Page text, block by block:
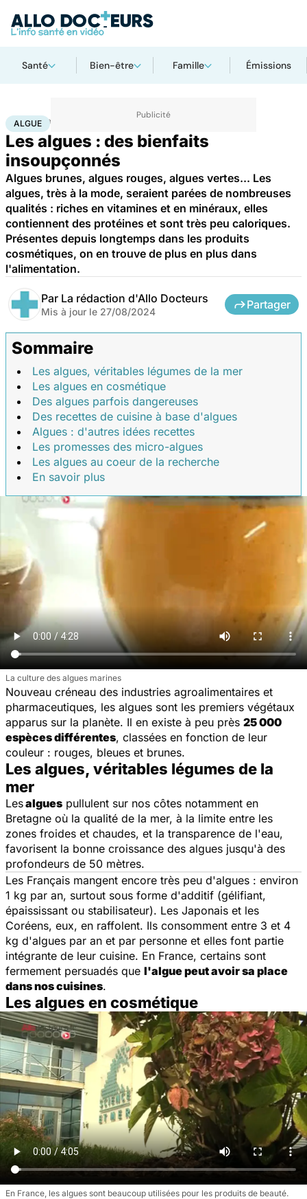
Santé Bien-être Famille Émissions
AccueilBien-être
ALGUE
Les algues : des bienfaits
insoupçonnés
Algues brunes, algues rouges, algues vertes... Les
algues, très à la mode, seraient parées de nombreuses
qualités : riches en vitamines et en minéraux, elles
contiennent des protéines et sont très peu caloriques.
Présentes depuis longtemps dans les produits
cosmétiques, on en trouve de plus en plus dans
l'alimentation.
Par La rédaction d'Allo Docteurs
Mis à jour le 27/08/2024
Partager
Sommaire
Les algues, véritables légumes de la mer
Les algues en cosmétique
Des algues parfois dangereuses
Des recettes de cuisine à base d'algues
Algues : d'autres idées recettes
Les promesses des micro-algues
Les algues au coeur de la recherche
En savoir plus
La culture des algues marines
Nouveau créneau des industries agroalimentaires et
pharmaceutiques, les algues sont les premiers végétaux
apparus sur la planète. Il en existe à peu près 25 000
espèces différentes, classées en fonction de leur
couleur : rouges, bleues et brunes.
Les algues, véritables légumes de la
mer
Lesalgues pullulent sur nos côtes notamment en
Bretagne où la qualité de la mer, à la limite entre les
zones froides et chaudes, et la transparence de l'eau,
favorisent la bonne croissance des algues jusqu'à des
profondeurs de 50 mètres.
Les Français mangent encore très peu d'algues : environ
1 kg par an, surtout sous forme d'additif (gélifiant,
épaississant ou stabilisateur). Les Japonais et les
Coréens, eux, en raffolent. Ils consomment entre 3 et 4
kg d'algues par an et par personne et elles font partie
intégrante de leur cuisine. En France, certains sont
fermement persuadés que l'algue peut avoir sa place
dans nos cuisines.
Les algues en cosmétique
En France, les algues sont beaucoup utilisées pour les produits de beauté.